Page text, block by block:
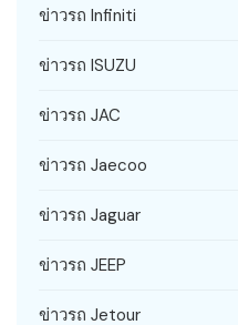
ข่าวรถ Infiniti
ข่าวรถ ISUZU
ข่าวรถ JAC
ข่าวรถ Jaecoo
ข่าวรถ Jaguar
ข่าวรถ JEEP
ข่าวรถ Jetour